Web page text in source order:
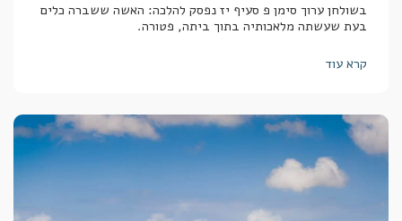
בשולחן ערוך סימן פ סעיף יז נפסק להלכה: האשה ששברה כלים
בעת שעשתה מלאכותיה בתוך ביתה, פטורה.
קרא עוד